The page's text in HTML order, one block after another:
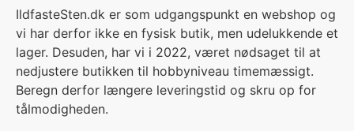
IldfasteSten.dk er som udgangspunkt en webshop og
vi har derfor ikke en fysisk butik, men udelukkende et
lager. Desuden, har vi i 2022, været nødsaget til at
nedjustere butikken til hobbyniveau timemæssigt.
Beregn derfor længere leveringstid og skru op for
tålmodigheden.